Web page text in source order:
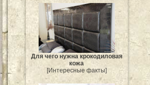
Для чего нужна крокодиловая
кожа
[Интересные факты]